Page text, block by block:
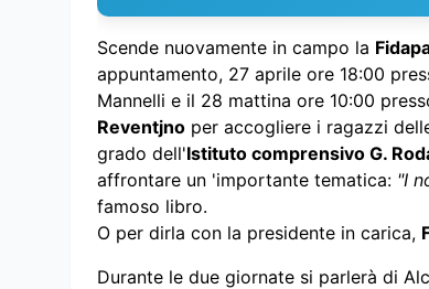
Scende nuovamente in campo la
appuntamento, 27 aprile ore 18:00
Mannelli e il 28 mattina ore 10:00
Reventjno per accogliere i ragazzi
grado dell'Istituto comprensivo G.
affrontare un 'importante tematica: "I
famoso libro.
O per dirla con la presidente in carica,
Durante le due giornate si parlerà di